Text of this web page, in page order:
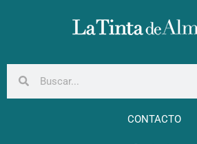
CONTACTO